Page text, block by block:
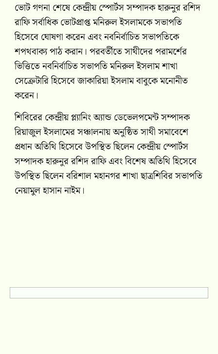
ভোট গণনা শেষে কেন্দ্রীয় স্পোর্টস সম্পাদক হারুনুর রশিদ
রাফি সর্বাধিক ভোটপ্রাপ্ত মনিরুল ইসলামকে সভাপতি
হিসেবে ঘোষণা করেন এবং নবনির্বাচিত সভাপতিকে
শপথবাক্য পাঠ করান। পরবর্তীতে সাথীদের পরামর্শের
ভিত্তিতে নবনির্বাচিত সভাপতি মনিরুল ইসলাম শাখা
সেক্রেটারি হিসেবে জাকারিয়া ইসলাম বাবুকে মনোনীত
করেন।
শিবিরের কেন্দ্রীয় প্ল্যানিং অ্যান্ড ডেভেলপমেন্ট সম্পাদক
রিয়াজুল ইসলামের সঞ্চালনায় অনুষ্ঠিত সাথী সমাবেশে
প্রধান অতিথি হিসেবে উপস্থিত ছিলেন কেন্দ্রীয় স্পোর্টস
সম্পাদক হারুনুর রশিদ রাফি এবং বিশেষ অতিথি হিসেবে
উপস্থিত ছিলেন বরিশাল মহানগর শাখা ছাত্রশিবির সভাপতি
নেয়ামুল হাসান নাইম।